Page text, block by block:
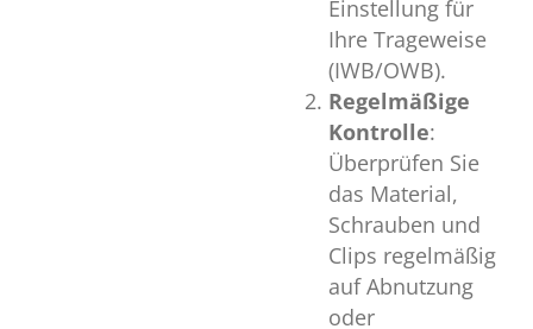
Einstellung für
Ihre Trageweise
(IWB/OWB).
Regelmäßige
Kontrolle:
Überprüfen Sie
das Material,
Schrauben und
Clips regelmäßig
auf Abnutzung
oder